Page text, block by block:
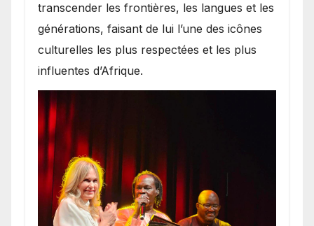
transcender les frontières, les langues et les
générations, faisant de lui l’une des icônes
culturelles les plus respectées et les plus
influentes d’Afrique.